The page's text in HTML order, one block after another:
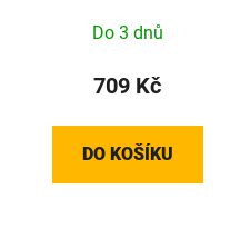
Do 3 dnů
709 Kč
DO KOŠÍKU